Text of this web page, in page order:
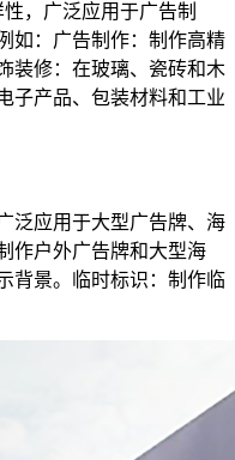
，广泛应用于广告制
如：广告制作：制作高精
装修：在玻璃、瓷砖和木
子产品、包装材料和工业
应用于大型广告牌、海
作户外广告牌和大型海
背景。临时标识：制作临